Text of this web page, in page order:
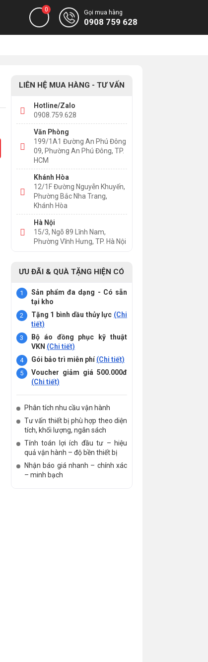
0 Gọi mua hàng
0908 759 628
LIÊN HỆ MUA HÀNG - TƯ VẤN
Hotline/Zalo
0908.759.628
Văn Phòng
199/1A1 Đường An Phú Đông
09, Phường An Phú Đông, TP.
HCM
Khánh Hòa
12/1F Đường Nguyễn Khuyến,
Phường Bắc Nha Trang,
Khánh Hòa
Hà Nội
15/3, Ngõ 89 Lĩnh Nam,
Phường Vĩnh Hưng, TP. Hà Nội
ƯU ĐÃI & QUÀ TẶNG HIỆN CÓ
Sản phẩm đa dạng - Có sẵn
tại kho
Tặng 1 bình dầu thủy lực (Chi
tiết)
Bộ áo đồng phục kỹ thuật
VKN (Chi tiết)
Gói bảo trì miễn phí (Chi tiết)
Voucher giảm giá 500.000đ
(Chi tiết)
Phân tích nhu cầu vận hành
Tư vấn thiết bị phù hợp theo diện
tích, khối lượng, ngân sách
Tính toán lợi ích đầu tư – hiệu
quả vận hành – độ bền thiết bị
Nhận báo giá nhanh – chính xác
– minh bạch